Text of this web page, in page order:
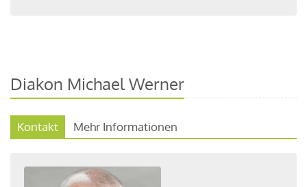
Diakon Michael Werner
Kontakt Mehr Informationen